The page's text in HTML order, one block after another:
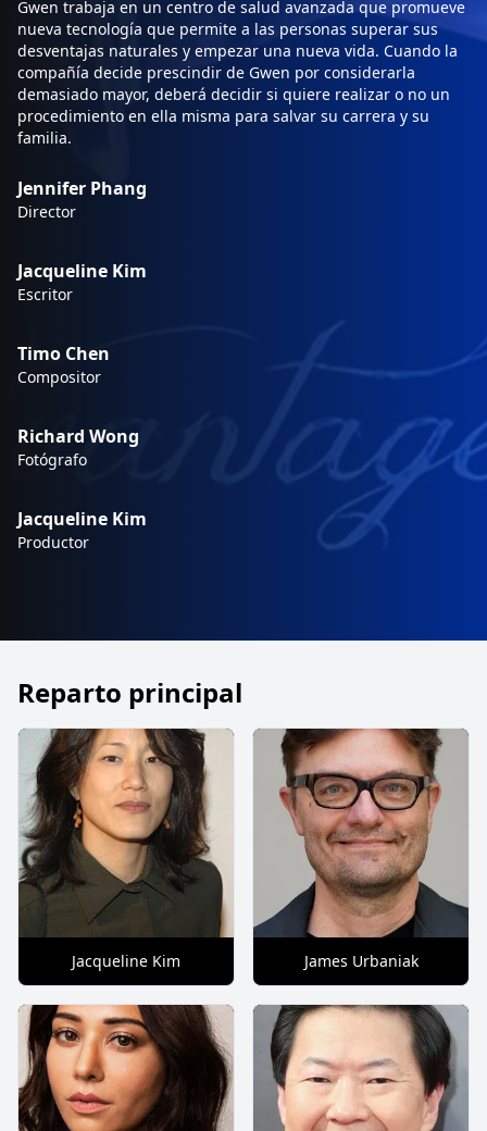
Gwen trabaja en un centro de salud avanzada que promueve
nueva tecnología que permite a las personas superar sus
desventajas naturales y empezar una nueva vida. Cuando la
compañía decide prescindir de Gwen por considerarla
demasiado mayor, deberá decidir si quiere realizar o no un
procedimiento en ella misma para salvar su carrera y su
familia.
Jennifer Phang
Director
Jacqueline Kim
Escritor
Timo Chen
Compositor
Richard Wong
Fotógrafo
Jacqueline Kim
Productor
Reparto principal
Jacqueline Kim James Urbaniak